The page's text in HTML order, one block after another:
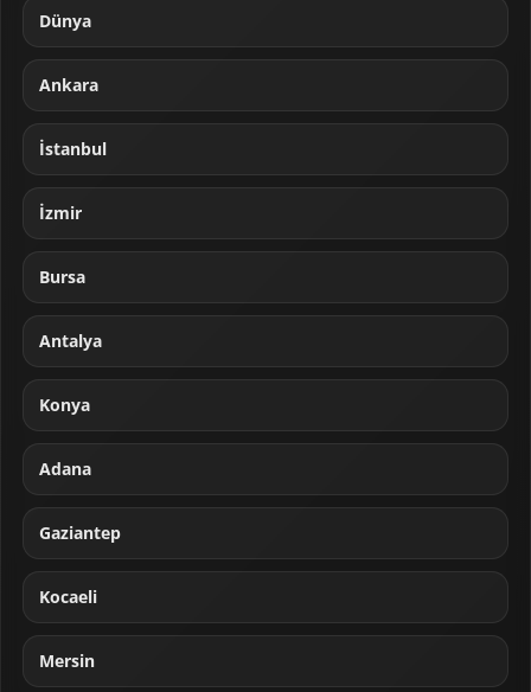
Dünya
Ankara
İstanbul
İzmir
Bursa
Antalya
Konya
Adana
Gaziantep
Kocaeli
Mersin